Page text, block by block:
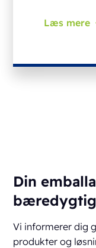
Læs mere
Din
Vi informerer dig
produkter og